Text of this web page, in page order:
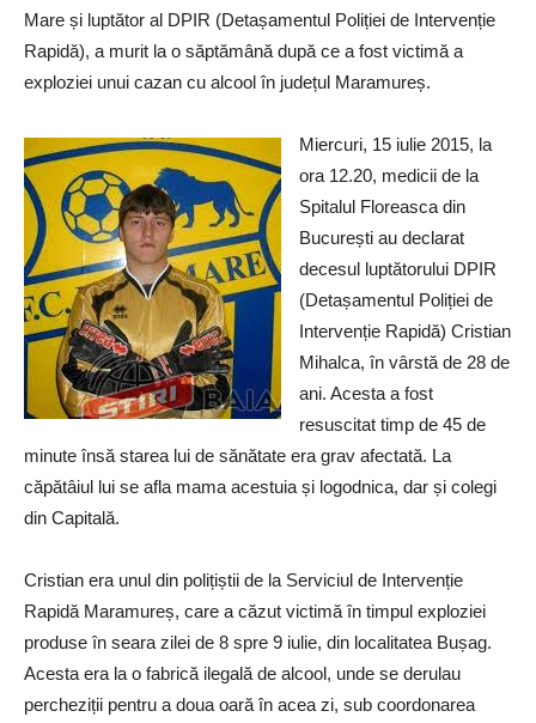
Mare și luptător al DPIR (Detașamentul Poliției de Intervenție
Rapidă), a murit la o săptămână după ce a fost victimă a
exploziei unui cazan cu alcool în județul Maramureș.
Miercuri, 15 iulie 2015, la
ora 12.20, medicii de la
Spitalul Floreasca din
București au declarat
decesul luptătorului DPIR
(Detașamentul Poliției de
Intervenție Rapidă) Cristian
Mihalca, în vârstă de 28 de
ani. Acesta a fost
resuscitat timp de 45 de
minute însă starea lui de sănătate era grav afectată. La
căpătâiul lui se afla mama acestuia și logodnica, dar și colegi
din Capitală.
Cristian era unul din polițiștii de la Serviciul de Intervenție
Rapidă Maramureș, care a căzut victimă în timpul exploziei
produse în seara zilei de 8 spre 9 iulie, din localitatea Bușag.
Acesta era la o fabrică ilegală de alcool, unde se derulau
percheziții pentru a doua oară în acea zi, sub coordonarea